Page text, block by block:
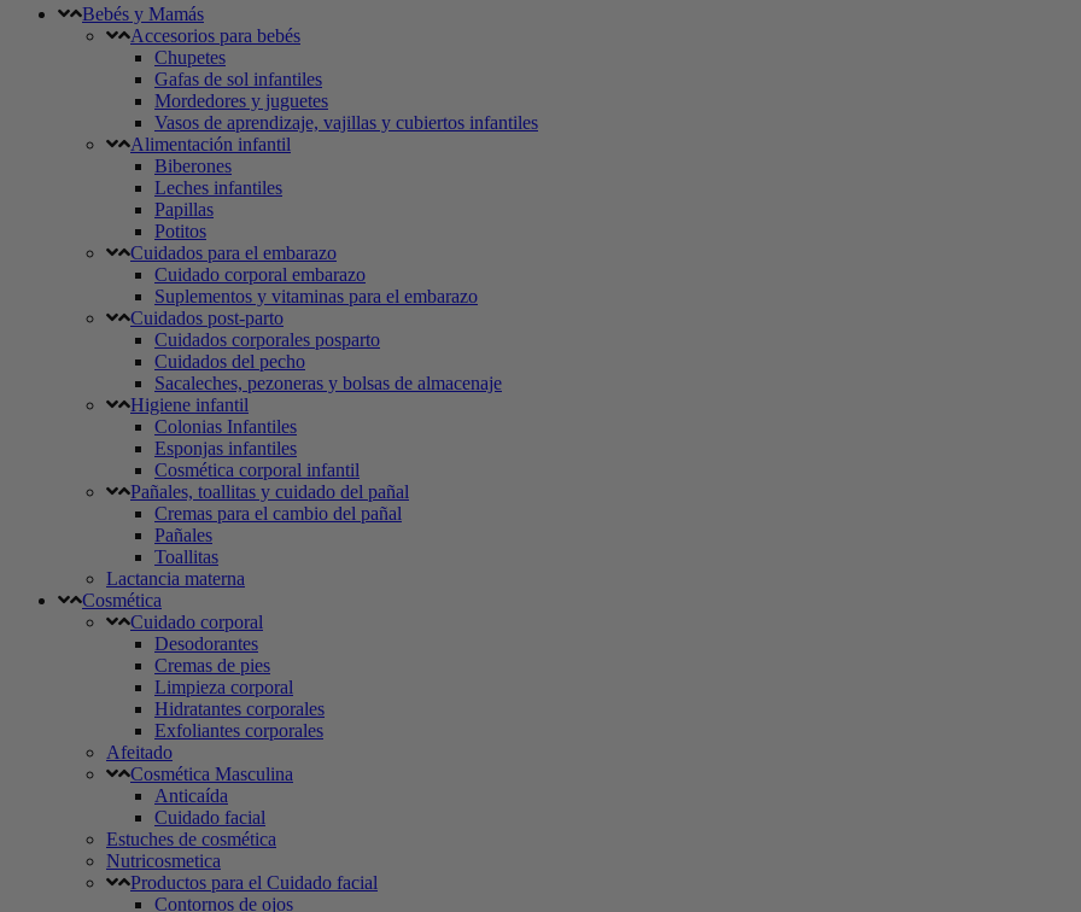
Bebés y Mamás
Accesorios para bebés
Chupetes
Gafas de sol infantiles
Mordedores y juguetes
Vasos de aprendizaje, vajillas y cubiertos infantiles
Alimentación infantil
Biberones
Leches infantiles
Papillas
Potitos
Cuidados para el embarazo
Cuidado corporal embarazo
Suplementos y vitaminas para el embarazo
Cuidados post-parto
Cuidados corporales posparto
Cuidados del pecho
Sacaleches, pezoneras y bolsas de almacenaje
Higiene infantil
Colonias Infantiles
Esponjas infantiles
Cosmética corporal infantil
Pañales, toallitas y cuidado del pañal
Cremas para el cambio del pañal
Pañales
Toallitas
Lactancia materna
Cosmética
Cuidado corporal
Desodorantes
Cremas de pies
Limpieza corporal
Hidratantes corporales
Exfoliantes corporales
Afeitado
Cosmética Masculina
Anticaída
Cuidado facial
Estuches de cosmética
Nutricosmetica
Productos para el Cuidado facial
Contornos de ojos